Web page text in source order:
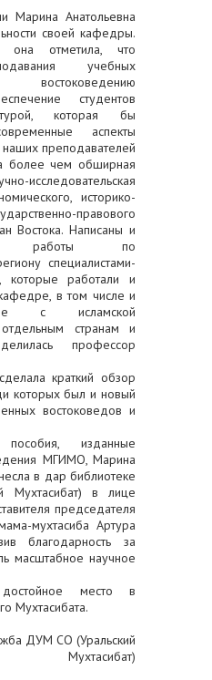
Марина Анатольевна
своей кафедры.
отметила, что
учебных
студентов
которая бы
аспекты
преподавателей
более чем обширная
исследовательская
историко-
правового
Востока. Написаны и
работы по
специалистами-
которые работали и
в том числе и
с исламской
странам и
профессор
краткий обзор
которых был и новый
востоковедов и
изданные
МГИМО, Марина
в дар библиотеке
Мухтасибат) в лице
председателя
мухтасиба Артура
благодарность за
масштабное научное
место в
Мухтасибата.
ДУМ СО (Уральский
Мухтасибат)